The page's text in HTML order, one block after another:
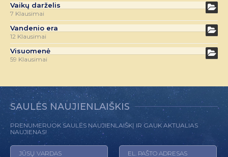
Vaikų darželis
7 Klausimai
Vandenio era
12 Klausimai
Visuomenė
59 Klausimai
SAULĖS NAUJIENLAIŠKIS
PRENUMERUOK SAULĖS NAUJIENLAIŠKĮ IR GAUK AKTUALIAS
NAUJIENAS!